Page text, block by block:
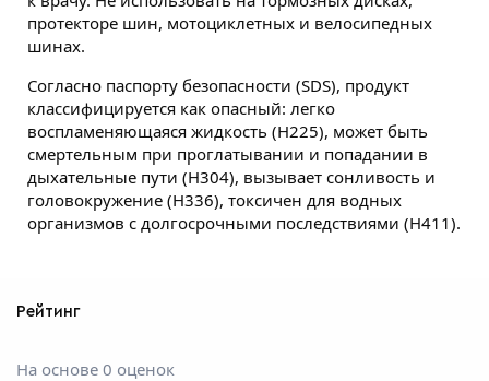
протекторе шин, мотоциклетных и велосипедных
шинах.
Согласно паспорту безопасности (SDS), продукт
классифицируется как опасный: легко
воспламеняющаяся жидкость (H225), может быть
смертельным при проглатывании и попадании в
дыхательные пути (H304), вызывает сонливость и
головокружение (H336), токсичен для водных
организмов с долгосрочными последствиями (H411).
Рейтинг
На основе 0 оценок